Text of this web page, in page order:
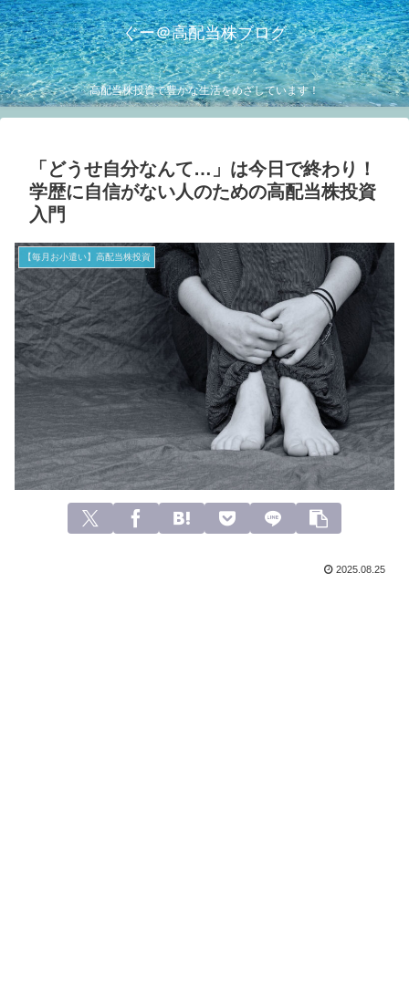
ぐー＠高配当株ブログ
高配当株投資で豊かな生活をめざしています！
「どうせ自分なんて…」は今日で終わり！
学歴に自信がない人のための高配当株投資
入門
【毎月お小遣い】高配当株投資
2025.08.25